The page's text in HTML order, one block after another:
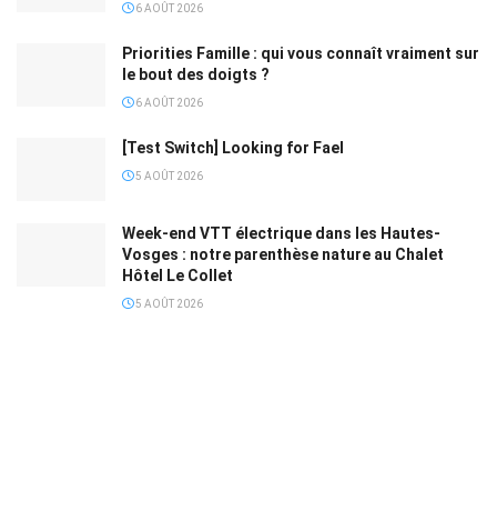
6 AOÛT 2026
Priorities Famille : qui vous connaît vraiment sur
le bout des doigts ?
6 AOÛT 2026
[Test Switch] Looking for Fael
5 AOÛT 2026
Week-end VTT électrique dans les Hautes-
Vosges : notre parenthèse nature au Chalet
Hôtel Le Collet
5 AOÛT 2026